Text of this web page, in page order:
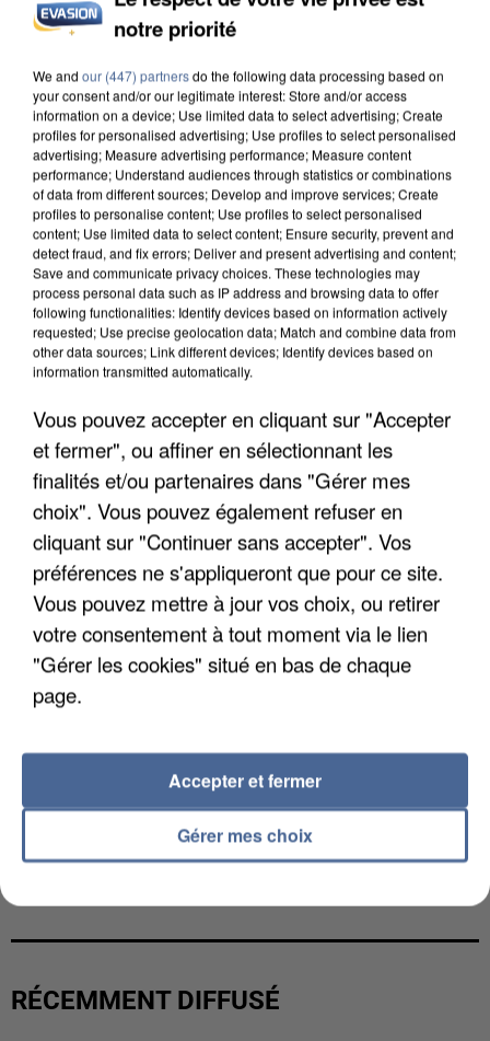
INCENDIES : L’ÎLE-DE-FRANCE LANCE UN ÉLAN
DE SOLIDARITÉ AVEC LES...
APRÈS TOUTES CES CANICULES, LES REFUGES
DE FAUNE SAUVAGE SONT...
L’UN DES FONDATEURS SUPPOSÉS DE LA DZ
RÉCEMMENT DIFFUSÉ
notre priorité
We and our (447) partnersdo the following data processing based on
your consent and/or our legitimate interest: Store and/or access
information on a device; Use limited data to select advertising; Create
profiles for personalised advertising; Use profiles to select personalised
advertising; Measure advertising performance; Measure content
performance; Understand audiences through statistics or combinations
of data from different sources; Develop and improve services; Create
profiles to personalise content; Use profiles to select personalised
content; Use limited data to select content; Ensure security, prevent and
detect fraud, and fix errors; Deliver and present advertising and content;
Save and communicate privacy choices. These technologies may
process personal data such as IP address and browsing data to offer
following functionalities: Identify devices based on information actively
requested; Use precise geolocation data; Match and combine data from
other data sources; Link different devices; Identify devices based on
information transmitted automatically.
Vous pouvez accepter en cliquant sur "Accepter
et fermer", ou affiner en sélectionnant les
finalités et/ou partenaires dans "Gérer mes
choix". Vous pouvez également refuser en
cliquant sur "Continuer sans accepter". Vos
préférences ne s'appliqueront que pour ce site.
Vous pouvez mettre à jour vos choix, ou retirer
votre consentement à tout moment via le lien
"Gérer les cookies" situé en bas de chaque
page.
Gérer mes choix
Accepter et fermer